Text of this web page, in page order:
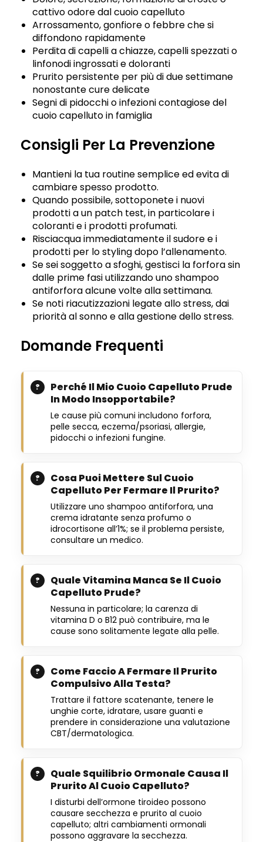
cattivo odore dal cuoio capelluto
Arrossamento, gonfiore o febbre che si
diffondono rapidamente
Perdita di capelli a chiazze, capelli spezzati o
linfonodi ingrossati e doloranti
Prurito persistente per più di due settimane
nonostante cure delicate
Segni di pidocchi o infezioni contagiose del
cuoio capelluto in famiglia
Consigli Per La Prevenzione
Mantieni la tua routine semplice ed evita di
cambiare spesso prodotto.
Quando possibile, sottoponete i nuovi
prodotti a un patch test, in particolare i
coloranti e i prodotti profumati.
Risciacqua immediatamente il sudore e i
prodotti per lo styling dopo l’allenamento.
Se sei soggetto a sfoghi, gestisci la forfora sin
dalle prime fasi utilizzando uno shampoo
antiforfora alcune volte alla settimana.
Se noti riacutizzazioni legate allo stress, dai
priorità al sonno e alla gestione dello stress.
Domande Frequenti
Perché Il Mio Cuoio Capelluto Prude
In Modo Insopportabile?
Le cause più comuni includono forfora,
pelle secca, eczema/psoriasi, allergie,
pidocchi o infezioni fungine.
Cosa Puoi Mettere Sul Cuoio
Capelluto Per Fermare Il Prurito?
Utilizzare uno shampoo antiforfora, una
crema idratante senza profumo o
idrocortisone all’1%; se il problema persiste,
consultare un medico.
Quale Vitamina Manca Se Il Cuoio
Capelluto Prude?
Nessuna in particolare; la carenza di
vitamina D o B12 può contribuire, ma le
cause sono solitamente legate alla pelle.
Come Faccio A Fermare Il Prurito
Compulsivo Alla Testa?
Trattare il fattore scatenante, tenere le
unghie corte, idratare, usare guanti e
prendere in considerazione una valutazione
CBT/dermatologica.
Quale Squilibrio Ormonale Causa Il
Prurito Al Cuoio Capelluto?
I disturbi dell’ormone tiroideo possono
causare secchezza e prurito al cuoio
capelluto; altri cambiamenti ormonali
possono aggravare la secchezza.